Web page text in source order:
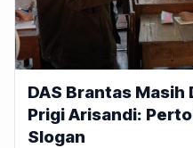
DAS Brantas
Prigi Arisandi:
Slogan